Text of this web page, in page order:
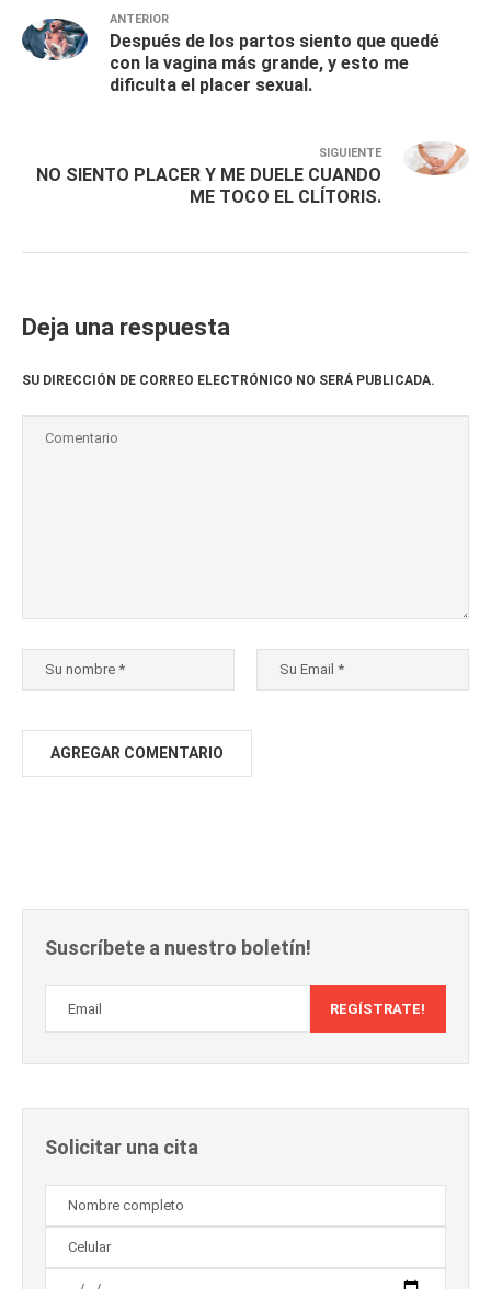
ANTERIOR
Después de los partos siento que quedé
con la vagina más grande, y esto me
dificulta el placer sexual.
SIGUIENTE
NO SIENTO PLACER Y ME DUELE CUANDO
ME TOCO EL CLÍTORIS.
Deja una respuesta
SU DIRECCIÓN DE CORREO ELECTRÓNICO NO SERÁ PUBLICADA.
Suscríbete a nuestro boletín!
Solicitar una cita